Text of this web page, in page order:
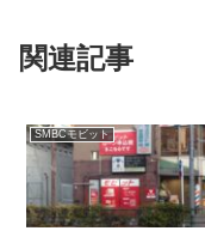
関連記事
SMBCモビット